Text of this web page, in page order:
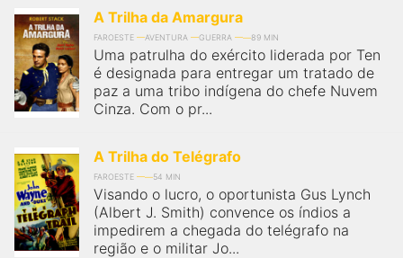
A Trilha da Amargura
FAROESTE AVENTURA GUERRA 89 MIN
Uma patrulha do exército liderada por Ten
é designada para entregar um tratado de
paz a uma tribo indígena do chefe Nuvem
Cinza. Com o pr...
A Trilha do Telégrafo
FAROESTE 54 MIN
Visando o lucro, o oportunista Gus Lynch
(Albert J. Smith) convence os índios a
impedirem a chegada do telégrafo na
região e o militar Jo...